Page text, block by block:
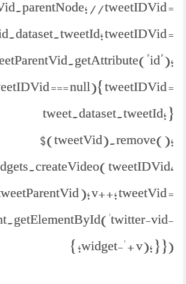
//tweetIDVid =
tweetIDVid =
=== null){ tweetIDVid =
tweet.dataset.tweetId; }
$(tweetVid).remove();
tweetIDVid,
); v++; tweetVid =
vid-
widget-' + v); } }); }